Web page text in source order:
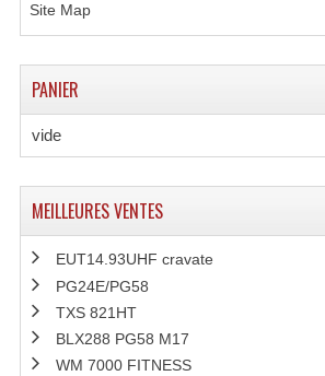
Site Map
PANIER
vide
MEILLEURES VENTES
EUT14.93UHF cravate
PG24E/PG58
TXS 821HT
BLX288 PG58 M17
WM 7000 FITNESS